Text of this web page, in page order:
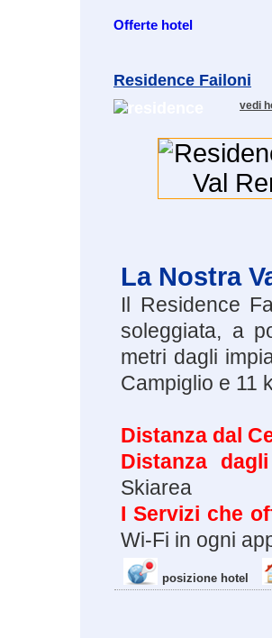
Offerte hotel
Residence Failoni
vedi
La Nostra
Il Residence
soleggiata, a
metri dagli
Campiglio e 11
Distanza dal
Distanza
Skiarea
I Servizi che
Wi-Fi in ogni
posizione hotel